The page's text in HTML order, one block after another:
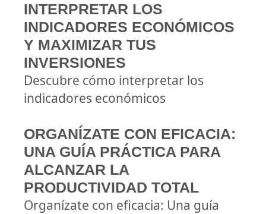
INTERPRETAR LOS
INDICADORES ECONÓMICOS
Y MAXIMIZAR TUS
INVERSIONES
Descubre cómo interpretar los
indicadores económicos
ORGANÍZATE CON EFICACIA:
UNA GUÍA PRÁCTICA PARA
ALCANZAR LA
PRODUCTIVIDAD TOTAL
Organízate con eficacia: Una guía